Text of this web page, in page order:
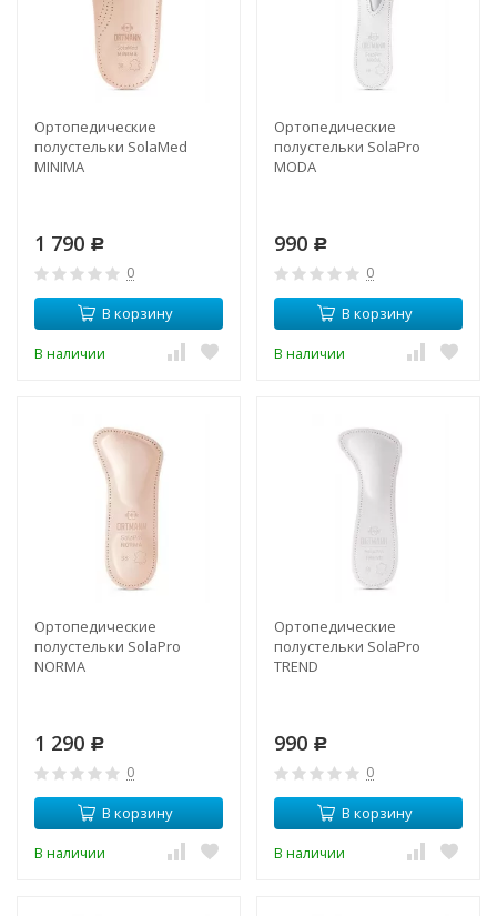
Ортопедические
полустельки SolaMed
MINIMA
1 790 Р
0
В корзину
В наличии
Ортопедические
полустельки SolaPro
MODA
990 Р
0
В корзину
В наличии
Ортопедические
полустельки SolaPro
NORMA
1 290 Р
0
В корзину
В наличии
Ортопедические
полустельки SolaPro
TREND
990 Р
0
В корзину
В наличии